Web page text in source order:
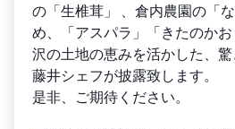
の「生椎茸」 、倉内農園の「
め、「アスパラ」「きたのか
沢の土地の恵みを活かした、
藤井シェフが披露致します。
是非、ご期待ください。